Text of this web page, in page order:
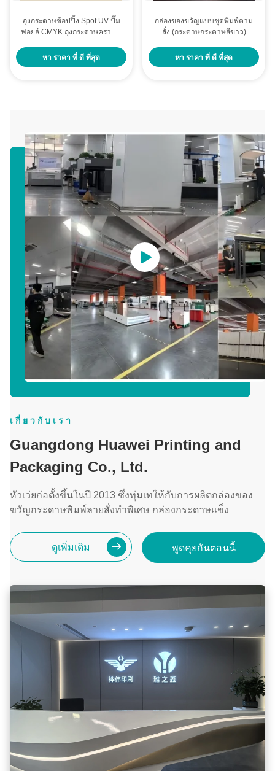
ถุงกระดาษช้อปปิ้ง Spot UV ปั๊ม
ฟอยล์ CMYK ถุงกระดาษคราฟท์
หา ราคา ที่ ดี ที่สุด
กล่องของขวัญแบบชุดพิมพ์ตาม
สั่ง (กระดาษกระดาษสีขาว)
หา ราคา ที่ ดี ที่สุด
เกี่ยวกับเรา
Guangdong Huawei Printing and
Packaging Co., Ltd.
หัวเว่ยก่อตั้งขึ้นในปี 2013 ซึ่งทุ่มเทให้กับการผลิตกล่องของ
ขวัญกระดาษพิมพ์ลายสั่งทำพิเศษ กล่องกระดาษแข็ง
ดูเพิ่มเติม พูดคุยกันตอนนี้